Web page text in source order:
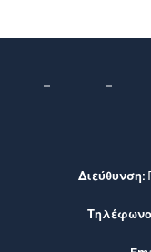
Διεύθυνση: